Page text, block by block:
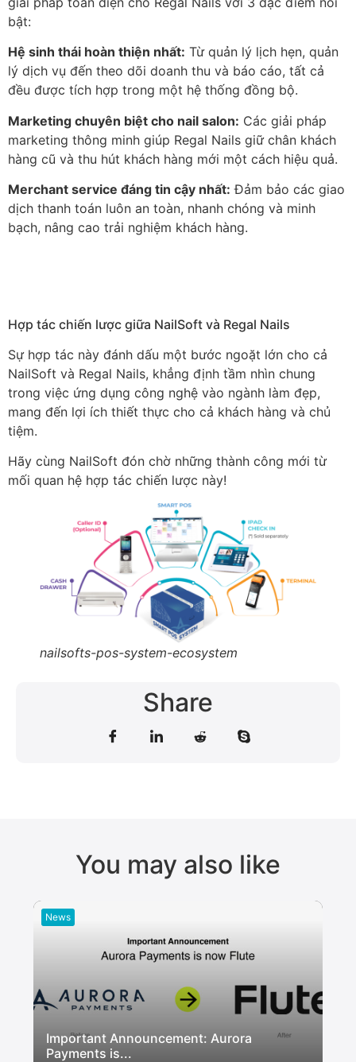
bật:
Hệ sinh thái hoàn thiện nhất: Từ quản lý lịch hẹn, quản
lý dịch vụ đến theo dõi doanh thu và báo cáo, tất cả
đều được tích hợp trong một hệ thống đồng bộ.
Marketing chuyên biệt cho nail salon: Các giải pháp
marketing thông minh giúp Regal Nails giữ chân khách
hàng cũ và thu hút khách hàng mới một cách hiệu quả.
Merchant service đáng tin cậy nhất: Đảm bảo các giao
dịch thanh toán luôn an toàn, nhanh chóng và minh
bạch, nâng cao trải nghiệm khách hàng.
Hợp tác chiến lược giữa NailSoft và Regal Nails
Sự hợp tác này đánh dấu một bước ngoặt lớn cho cả
NailSoft và Regal Nails, khẳng định tầm nhìn chung
trong việc ứng dụng công nghệ vào ngành làm đẹp,
mang đến lợi ích thiết thực cho cả khách hàng và chủ
tiệm.
Hãy cùng NailSoft đón chờ những thành công mới từ
mối quan hệ hợp tác chiến lược này!
nailsofts-pos-system-ecosystem​
Share
You may also like
News
Important Announcement: Aurora
Payments is...